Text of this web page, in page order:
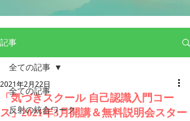
記事
全ての記事
反射の統合ワーク
全ての記事
「気づきスクール 自己認識入門コー
ス」2021年3月開講＆無料説明会スター
2021年2月22日